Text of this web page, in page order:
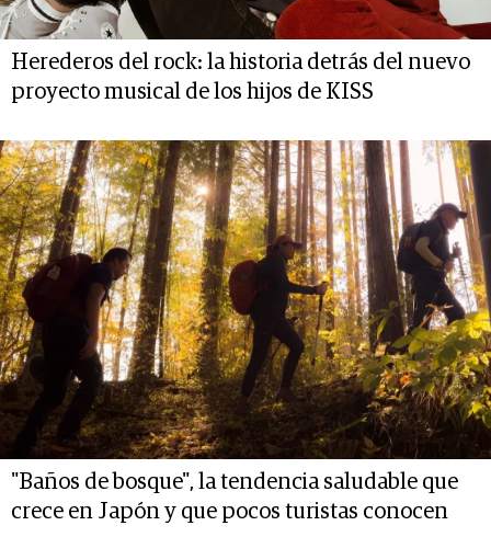
Herederos del rock: la historia detrás del nuevo
proyecto musical de los hijos de KISS
"Baños de bosque", la tendencia saludable que
crece en Japón y que pocos turistas conocen